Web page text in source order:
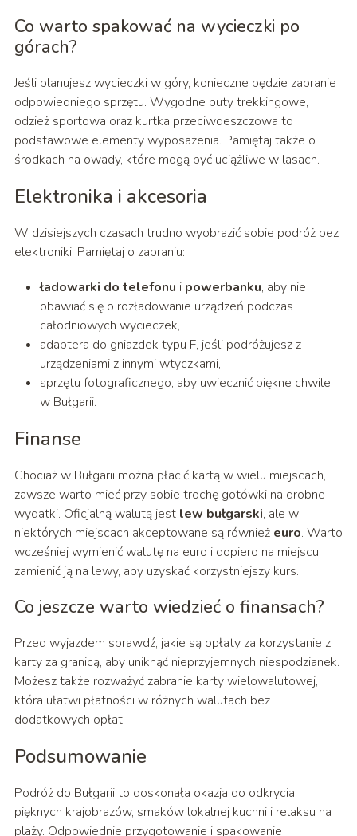
Co warto spakować na wycieczki po
górach?
Jeśli planujesz wycieczki w góry, konieczne będzie zabranie
odpowiedniego sprzętu. Wygodne buty trekkingowe,
odzież sportowa oraz kurtka przeciwdeszczowa to
podstawowe elementy wyposażenia. Pamiętaj także o
środkach na owady, które mogą być uciążliwe w lasach.
Elektronika i akcesoria
W dzisiejszych czasach trudno wyobrazić sobie podróż bez
elektroniki. Pamiętaj o zabraniu:
ładowarki do telefonu i powerbanku, aby nie
obawiać się o rozładowanie urządzeń podczas
całodniowych wycieczek,
adaptera do gniazdek typu F, jeśli podróżujesz z
urządzeniami z innymi wtyczkami,
sprzętu fotograficznego, aby uwiecznić piękne chwile
w Bułgarii.
Finanse
Chociaż w Bułgarii można płacić kartą w wielu miejscach,
zawsze warto mieć przy sobie trochę gotówki na drobne
wydatki. Oficjalną walutą jest lew bułgarski, ale w
niektórych miejscach akceptowane są również euro. Warto
wcześniej wymienić walutę na euro i dopiero na miejscu
zamienić ją na lewy, aby uzyskać korzystniejszy kurs.
Co jeszcze warto wiedzieć o finansach?
Przed wyjazdem sprawdź, jakie są opłaty za korzystanie z
karty za granicą, aby uniknąć nieprzyjemnych niespodzianek.
Możesz także rozważyć zabranie karty wielowalutowej,
która ułatwi płatności w różnych walutach bez
dodatkowych opłat.
Podsumowanie
Podróż do Bułgarii to doskonała okazja do odkrycia
pięknych krajobrazów, smaków lokalnej kuchni i relaksu na
plaży. Odpowiednie przygotowanie i spakowanie